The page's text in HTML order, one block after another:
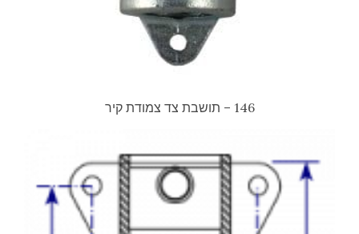
146 – תושבת צד צמודת קיר